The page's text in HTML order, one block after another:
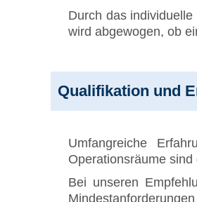
Durch das
wird abgewogen, ob
Qualifikation und
Umfangreiche
Operationsräume
Bei unseren